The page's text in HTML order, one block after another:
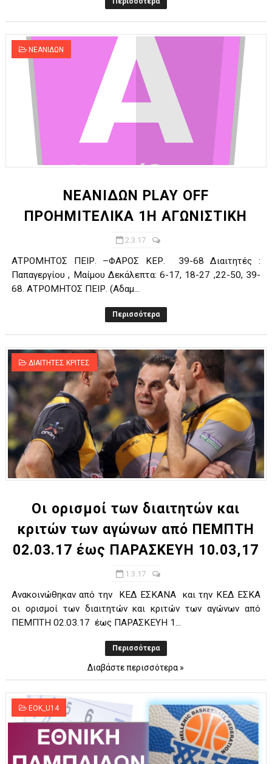
ΝΕΑΝΙΔΩΝ
ΝΕΑΝΙΔΩΝ PLAY OFF
ΠΡΟΗΜΙΤΕΛΙΚΑ 1Η ΑΓΩΝΙΣΤΙΚΗ
2.3.17
ΑΤΡΟΜΗΤΟΣ ΠΕΙΡ. –ΦΑΡΟΣ ΚΕΡ. 39-68 Διαιτητές :
Παπαγεργίου , Μαίμου Δεκάλεπτα: 6-17, 18-27 ,22-50, 39-
68. ΑΤΡΟΜΗΤΟΣ ΠΕΙΡ. (Αδαμ...
Περισσότερα
ΔΙΑΙΤΗΤΕΣ ΚΡΙΤΕΣ
Οι ορισμοί των διαιτητών και
κριτών των αγώνων από ΠΕΜΠΤΗ
02.03.17 έως ΠΑΡΑΣΚΕΥΗ 10.03,17
1.3.17
Ανακοινώθηκαν από την ΚΕΔ ΕΣΚΑΝΑ και την ΚΕΔ ΕΣΚΑ
οι ορισμοί των διαιτητών και κριτών των αγώνων από
ΠΕΜΠΤΗ 02.03.17 έως ΠΑΡΑΣΚΕΥΗ 1...
Περισσότερα
Διαβάστε περισσότερα »
EOK_U14